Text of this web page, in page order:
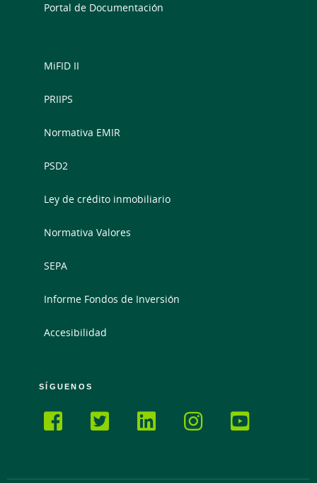
Portal de Documentación
MiFID II
PRIIPS
Normativa EMIR
PSD2
Ley de crédito inmobiliario
Normativa Valores
SEPA
Informe Fondos de Inversión
Accesibilidad
SÍGUENOS